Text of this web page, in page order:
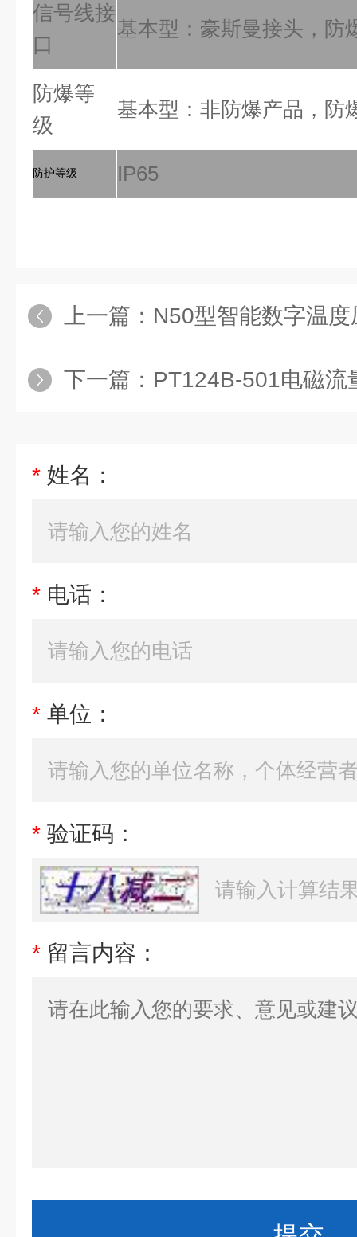
信号线接
口
基本型：豪斯曼接头，防
防爆等
级
基本型：非防爆产品，防
防护等级 IP65
上一篇： N50型智能数字温度
下一篇： PT124B-501电磁流
* 姓名：
* 电话：
* 单位：
* 验证码：
* 留言内容：